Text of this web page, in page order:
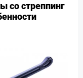
со стреппинг